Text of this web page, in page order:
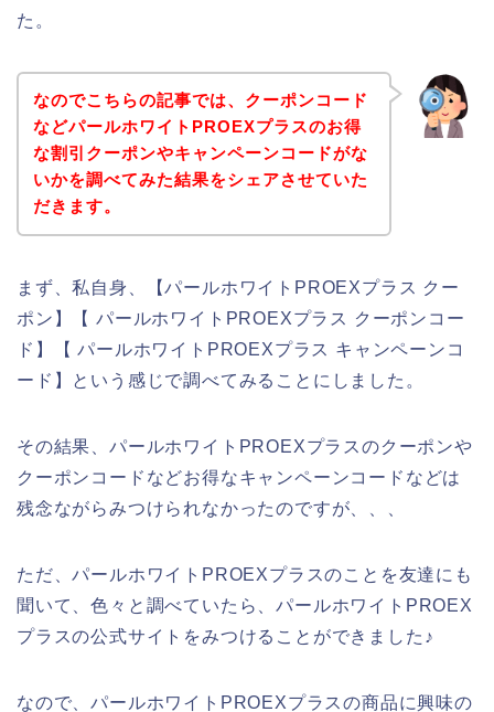
た。
なのでこちらの記事では、クーポンコード
などパールホワイトPROEXプラスのお得
な割引クーポンやキャンペーンコードがな
いかを調べてみた結果をシェアさせていた
だきます。
まず、私自身、【パールホワイトPROEXプラス クー
ポン】【 パールホワイトPROEXプラス クーポンコー
ド】【 パールホワイトPROEXプラス キャンペーンコ
ード】という感じで調べてみることにしました。
その結果、パールホワイトPROEXプラスのクーポンや
クーポンコードなどお得なキャンペーンコードなどは
残念ながらみつけられなかったのですが、、、
ただ、パールホワイトPROEXプラスのことを友達にも
聞いて、色々と調べていたら、パールホワイトPROEX
プラスの公式サイトをみつけることができました♪
なので、パールホワイトPROEXプラスの商品に興味の